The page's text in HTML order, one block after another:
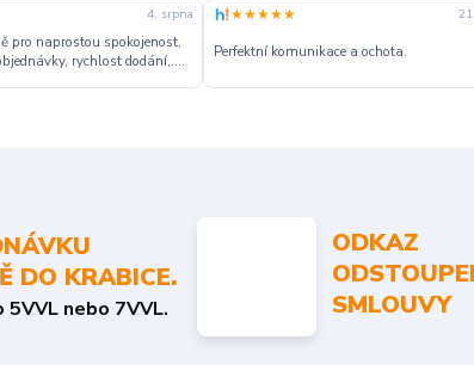
4. srpna
pro naprostou spokojenost,
rychlost dodání,....
★★★★★
Perfektní komunikace a ochota.
DO KRABICE.
nebo 7VVL.
ODKAZ
SMLOUVY